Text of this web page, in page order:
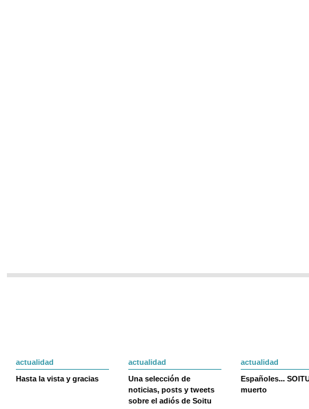
actualidad
Hasta la vista y gracias
actualidad
Una selección de
noticias, posts y tweets
sobre el adiós de Soitu
actualidad
Españoles...
muerto